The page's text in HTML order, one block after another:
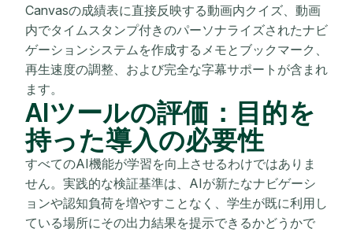
Canvasの成績表に直接反映する動画内クイズ、動画
内でタイムスタンプ付きのパーソナライズされたナビ
ゲーションシステムを作成するメモとブックマーク、
再生速度の調整、および完全な字幕サポートが含まれ
ます。
AIツールの評価：目的を
持った導入の必要性
すべてのAI機能が学習を向上させるわけではありま
せん。実践的な検証基準は、AIが新たなナビゲーシ
ョンや認知負荷を増やすことなく、学生が既に利用し
ている場所にその出力結果を提示できるかどうかで